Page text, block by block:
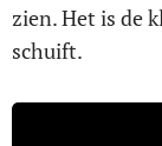
zien. Het is de
schuift.